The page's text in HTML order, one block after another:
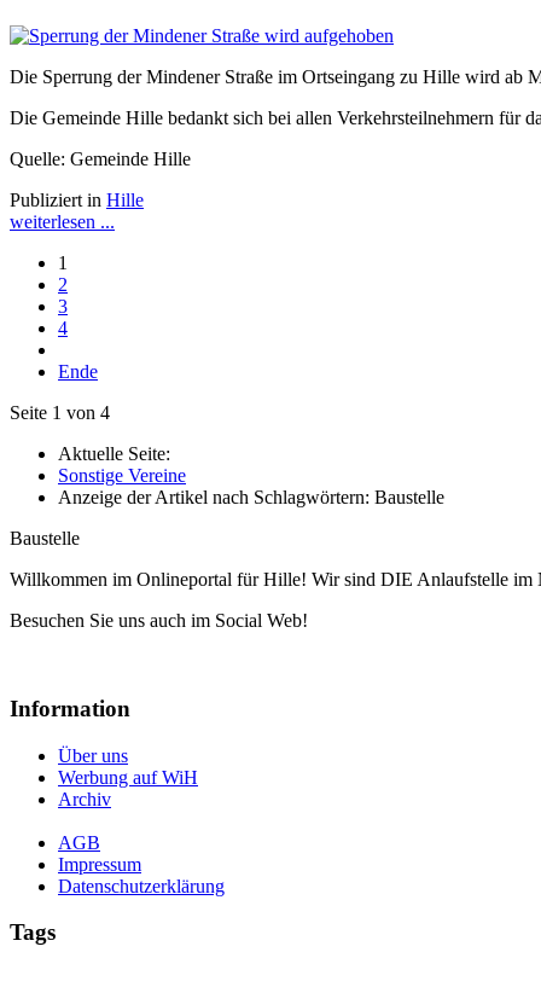
Die Sperrung der Mindener Straße im Ortseingang zu Hille wird ab
Die Gemeinde Hille bedankt sich bei allen Verkehrsteilnehmern für
Quelle: Gemeinde Hille
Publiziert in Hille
weiterlesen ...
1
2
3
4
Ende
Seite 1 von 4
Aktuelle Seite:
Sonstige Vereine
Anzeige der Artikel nach Schlagwörtern: Baustelle
Baustelle
Willkommen im Onlineportal für Hille! Wir sind DIE Anlaufstelle im
Besuchen Sie uns auch im Social Web!
Information
Über uns
Werbung auf WiH
Archiv
AGB
Impressum
Datenschutzerklärung
Tags